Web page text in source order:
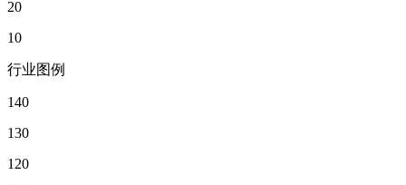
20
10
行业图例
140
130
120